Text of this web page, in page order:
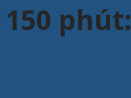
150 phút: